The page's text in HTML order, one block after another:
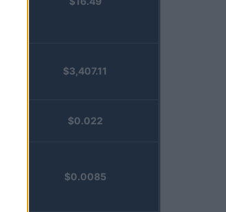
$3,407.11
$0.022
$0.0085